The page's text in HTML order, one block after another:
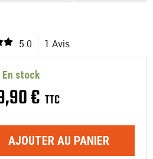
5.0 1 Avis
,90€ TTC
En stock
AJOUTER AU PANIER